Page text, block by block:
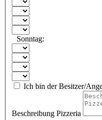
Sonntag:
Ich bin der Besitzer/
Beschreibung Pizzeria